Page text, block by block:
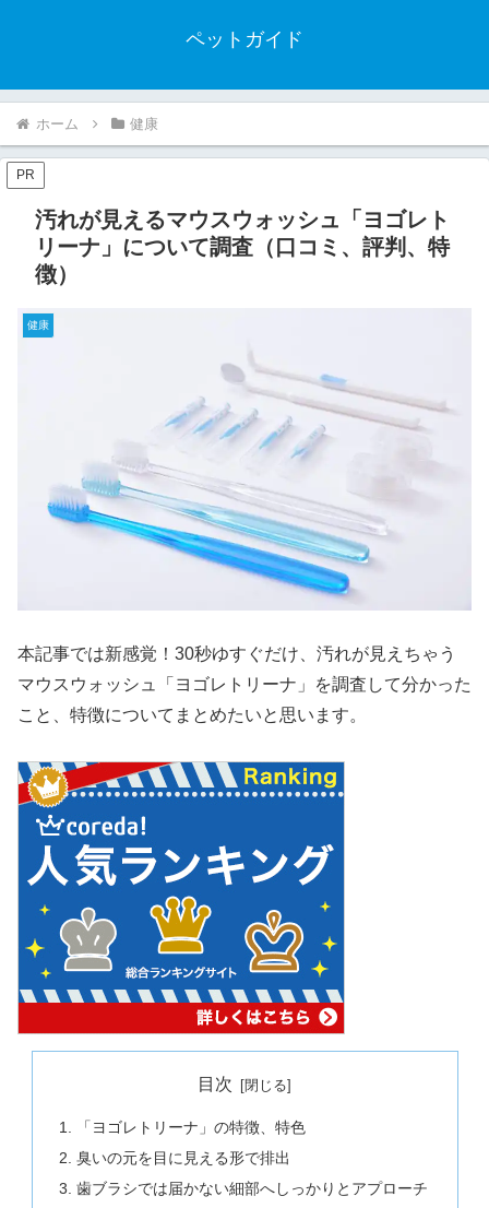
ペットガイド
ホーム 健康
PR
汚れが見えるマウスウォッシュ「ヨゴレト
リーナ」について調査（口コミ、評判、特
徴）
健康
本記事では新感覚！30秒ゆすぐだけ、汚れが見えちゃう
マウスウォッシュ「ヨゴレトリーナ」を調査して分かった
こと、特徴についてまとめたいと思います。
目次
「ヨゴレトリーナ」の特徴、特色
臭いの元を目に見える形で排出
歯ブラシでは届かない細部へしっかりとアプローチ